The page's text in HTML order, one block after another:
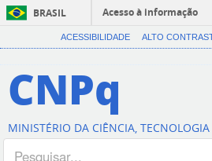
BRASIL
Acesso à informação
ACESSIBILIDADE ALTO
CNPq
MINISTÉRIO DA CIÊNCIA,